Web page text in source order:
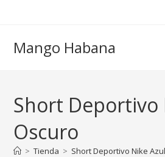
Mango Habana
Short Deportivo
Oscuro
> Tienda > Short Deportivo Nike